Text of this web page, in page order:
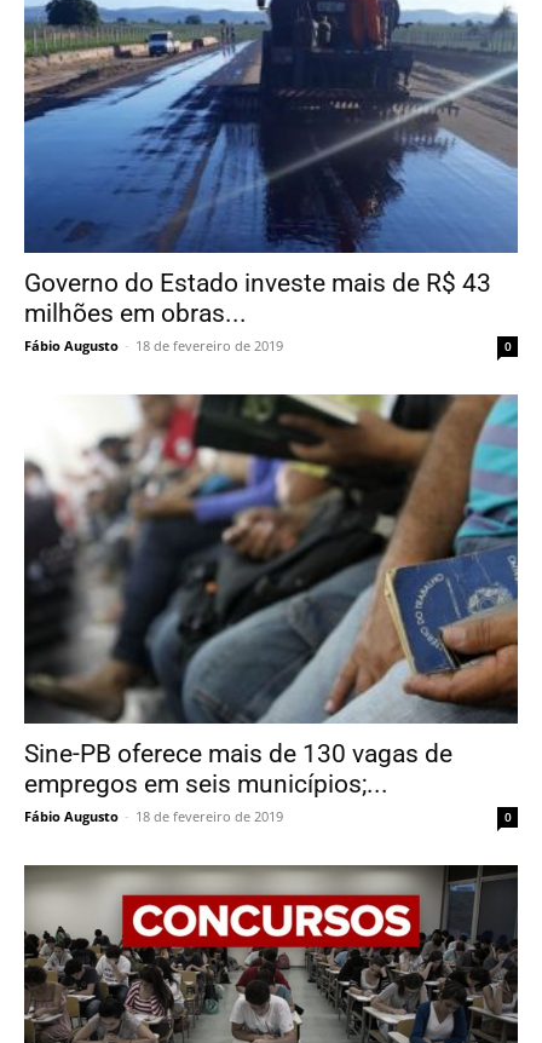
Governo do Estado investe mais de R$ 43
milhões em obras...
Fábio Augusto - 18 de fevereiro de 2019 0
Sine-PB oferece mais de 130 vagas de
empregos em seis municípios;...
Fábio Augusto - 18 de fevereiro de 2019 0